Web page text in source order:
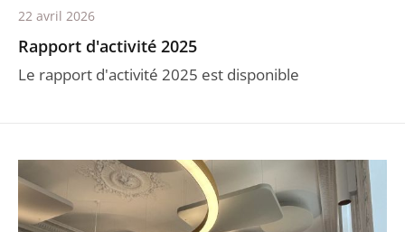
Rapport d'activité 2025
Le rapport d'activité 2025 est disponible
22 avril 2026